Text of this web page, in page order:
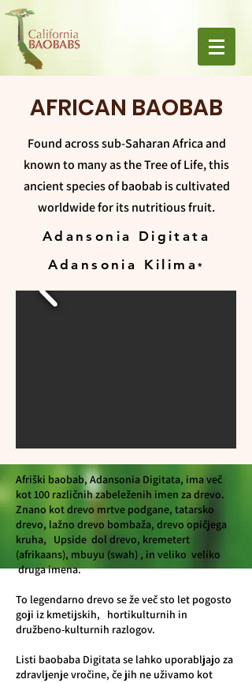
AFRICAN BAOBAB
Found across sub-Saharan Africa and
known to many as the Tree of Life, this
ancient species of baobab is cultivated
worldwide for its nutritious fruit.
Adansonia Digitata
Adansonia Kilima*
Afriški baobab, Adansonia Digitata, ima več
kot 100 različnih zabeleženih imen za drevo.
Znano kot drevo mrtve podgane, tatarsko
drevo, lažno drevo bombaža, drevo opičjega
kruha,
Upside dol drevo, kremetert
(afrikaans), mbuyu (swah) , in veliko veliko
druga imena.
To legendarno drevo se že več sto let pogosto
goji iz kmetijskih,
hortikulturnih in
družbeno-kulturnih razlogov.
Listi baobaba Digitata se lahko uporabljajo za
zdravljenje vročine, če jih ne uživamo kot